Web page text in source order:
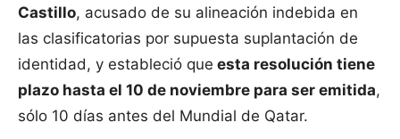
Castillo, acusado de su alineación indebida en
las clasificatorias por supuesta suplantación de
identidad, y estableció que esta resolución tiene
plazo hasta el 10 de noviembre para ser emitida,
sólo 10 días antes del Mundial de Qatar.